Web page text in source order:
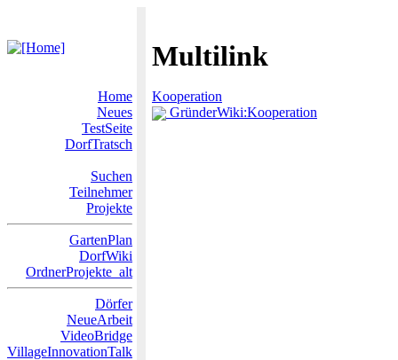
Multilink
Home
Neues
TestSeite
DorfTratsch
Suchen
Teilnehmer
Projekte
GartenPlan
DorfWiki
OrdnerProjekte_alt
Dörfer
NeueArbeit
VideoBridge
VillageInnovationTalk
Kooperation
GründerWiki:Kooperation